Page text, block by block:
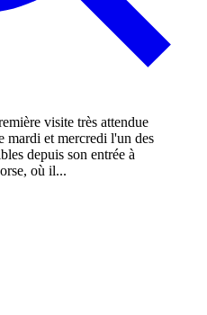
mardi et mercredi l'un des
depuis son entrée à
où il...